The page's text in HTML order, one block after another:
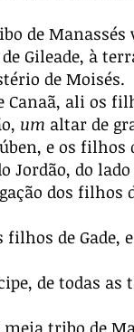
de
Gileade, à
de Moisés.
ali os
um altar de
e os filhos
Jordão, do
dos filhos
de Gade,
de todas as
tribo de